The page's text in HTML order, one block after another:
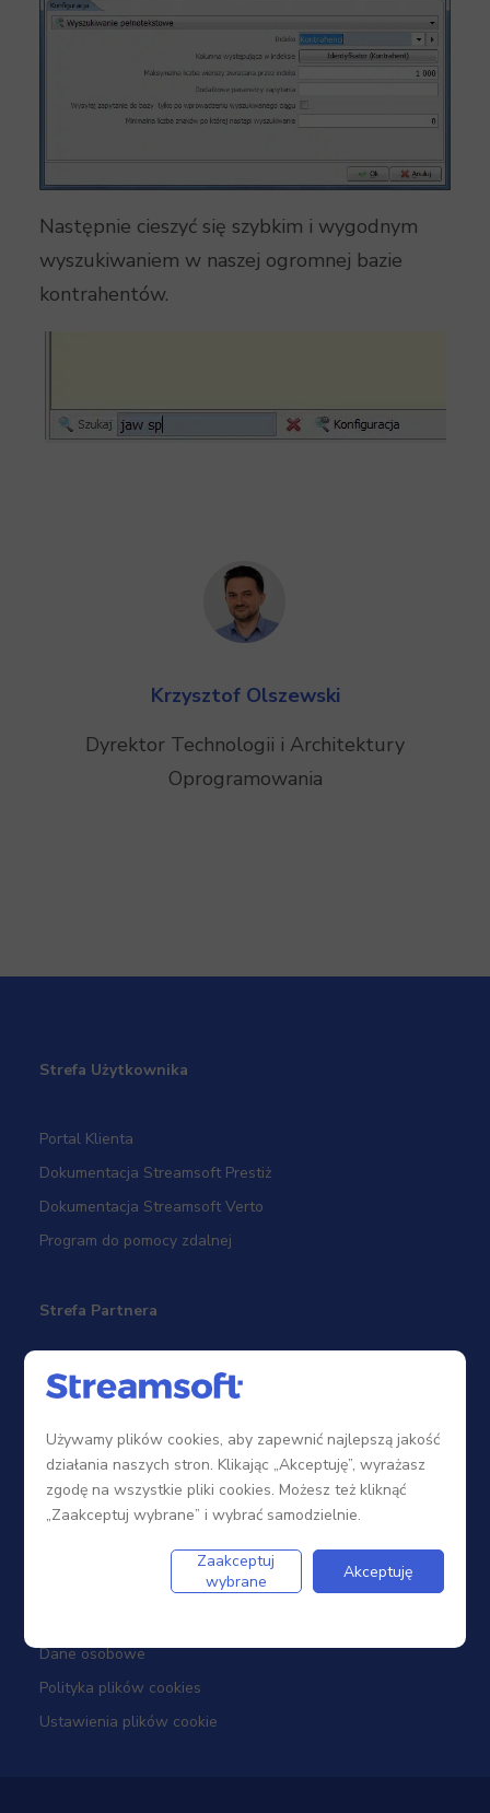
Następnie cieszyć się szybkim i wygodnym
wyszukiwaniem w naszej ogromnej bazie
kontrahentów.
Krzysztof Olszewski
Dyrektor Technologii i Architektury
Oprogramowania
Strefa Użytkownika
Portal Klienta
Dokumentacja Streamsoft Prestiż
Dokumentacja Streamsoft Verto
Program do pomocy zdalnej
Strefa Partnera
Sieć sprzedaży
Szkolenia
Portal Partnera
Dane osobowe
Polityka plików cookies
Ustawienia plików cookie
Używamy plików cookies, aby zapewnić najlepszą jakość
działania naszych stron. Klikając „Akceptuję”, wyrażasz
zgodę na wszystkie pliki cookies. Możesz też kliknąć
„Zaakceptuj wybrane” i wybrać samodzielnie.
Zaakceptuj
wybrane
Akceptuję